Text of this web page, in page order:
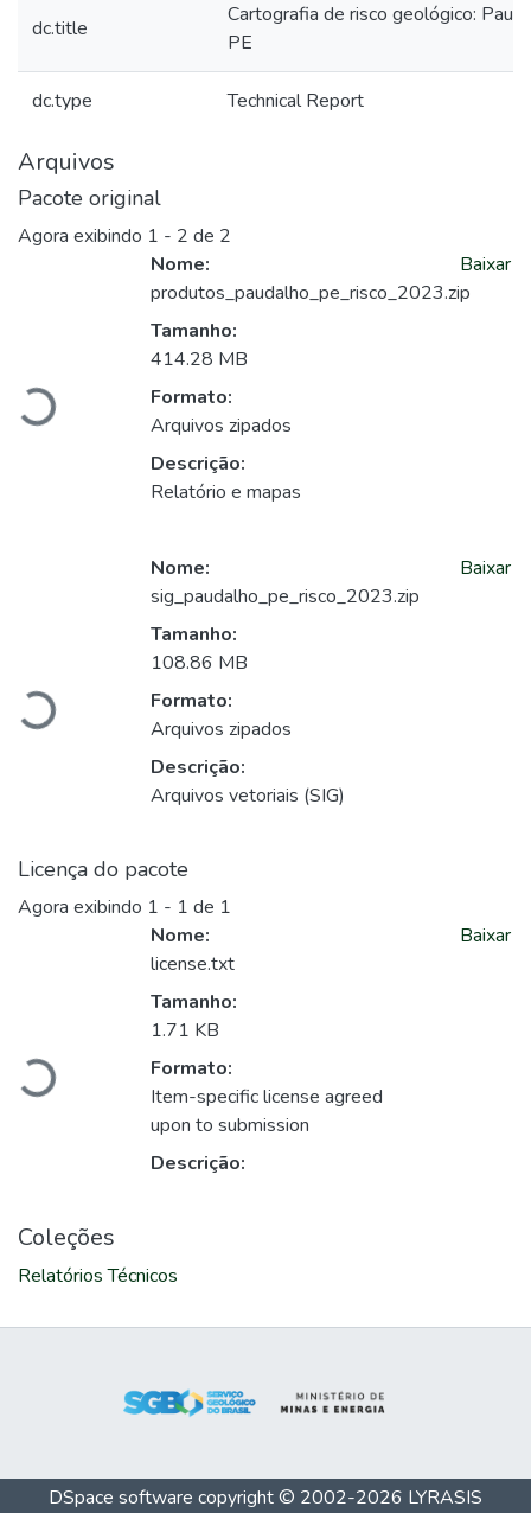
dc.title
Cartografia de risco geológico:
PE
dc.type Technical Report
Arquivos
Pacote original
Agora exibindo 1 - 2 de 2
Carregando...
Nome:
produtos_paudalho_pe_risco_2023.zip
Tamanho:
414.28 MB
Formato:
Arquivos zipados
Descrição:
Relatório e mapas
Baixar
Carregando...
Nome:
sig_paudalho_pe_risco_2023.zip
Tamanho:
108.86 MB
Formato:
Arquivos zipados
Descrição:
Arquivos vetoriais (SIG)
Baixar
Licença do pacote
Agora exibindo 1 - 1 de 1
Carregando...
Nome:
license.txt
Tamanho:
1.71 KB
Formato:
Item-specific license agreed
upon to submission
Descrição:
Baixar
Coleções
Relatórios Técnicos
DSpace software copyright © 2002-2026 LYRASIS